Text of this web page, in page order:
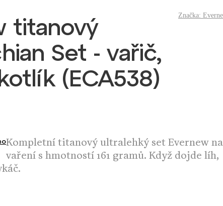
titanový
Set - vařič,
(ECA538)
Kompletní titanový ultralehký set Evernew na
vaření s hmotností 161 gramů. Když dojde líh,
Značka: